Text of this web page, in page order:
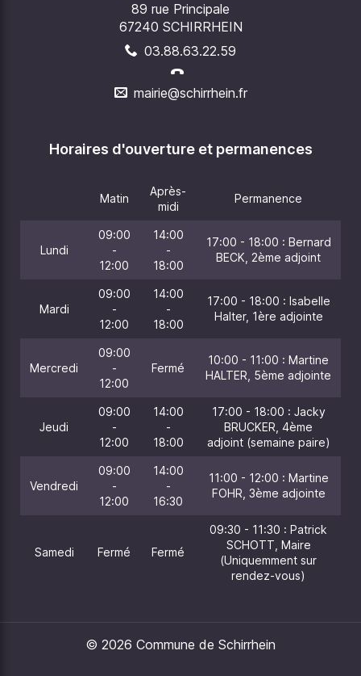
89 rue Principale
67240 SCHIRRHEIN
03.88.63.22.59
mairie@schirrhein.fr
Horaires d'ouverture et permanences
Matin
Après-
midi
Permanence
Lundi
09:00
-
12:00
14:00
-
18:00
17:00 - 18:00 : Bernard
BECK, 2ème adjoint
Mardi
09:00
-
12:00
14:00
-
18:00
17:00 - 18:00 : Isabelle
Halter, 1ère adjointe
Mercredi
09:00
-
12:00
Fermé
10:00 - 11:00 : Martine
HALTER, 5ème adjointe
Jeudi
09:00
-
12:00
14:00
-
18:00
17:00 - 18:00 : Jacky
BRUCKER, 4ème
adjoint (semaine paire)
Vendredi
09:00
-
12:00
14:00
-
16:30
11:00 - 12:00 : Martine
FOHR, 3ème adjointe
Samedi Fermé Fermé
09:30 - 11:30 : Patrick
SCHOTT, Maire
(Uniquemment sur
rendez-vous)
© 2026 Commune de Schirrhein